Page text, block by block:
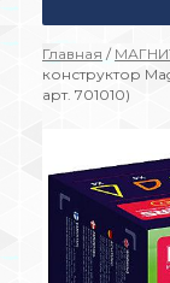
Главная /
конструктор
арт. 701010)